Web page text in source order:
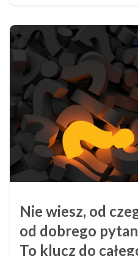
Nie wiesz, od
od dobrego
To klucz do